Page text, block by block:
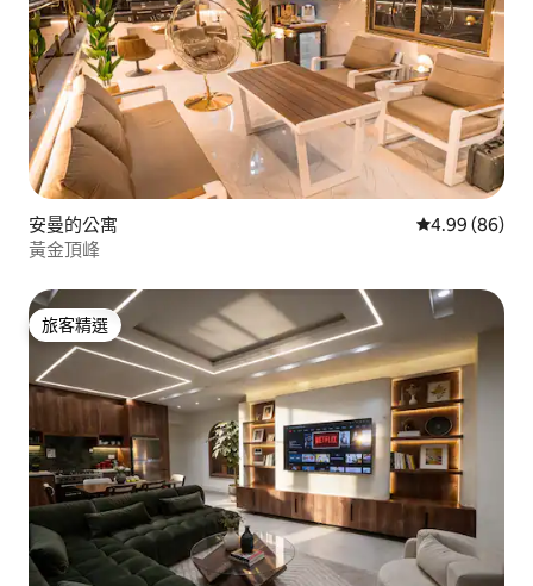
安曼的公寓 從 86 則評價
4.99 (86)
黃金頂峰
旅客精選
旅客精選